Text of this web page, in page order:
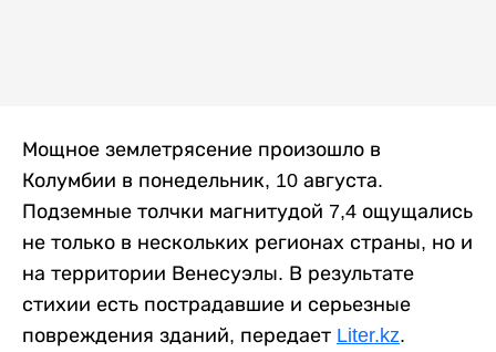
Мощное землетрясение произошло в
Колумбии в понедельник, 10 августа.
Подземные толчки магнитудой 7,4 ощущались
не только в нескольких регионах страны, но и
на территории Венесуэлы. В результате
стихии есть пострадавшие и серьезные
повреждения зданий, передает Liter.kz.